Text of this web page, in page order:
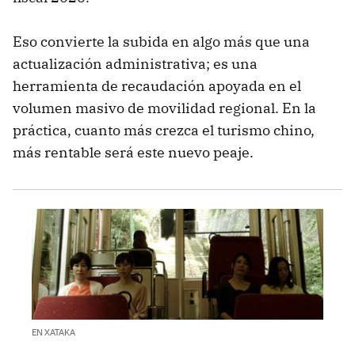
Eso convierte la subida en algo más que una
actualización administrativa; es una
herramienta de recaudación apoyada en el
volumen masivo de movilidad regional. En la
práctica, cuanto más crezca el turismo chino,
más rentable será este nuevo peaje.
EN XATAKA